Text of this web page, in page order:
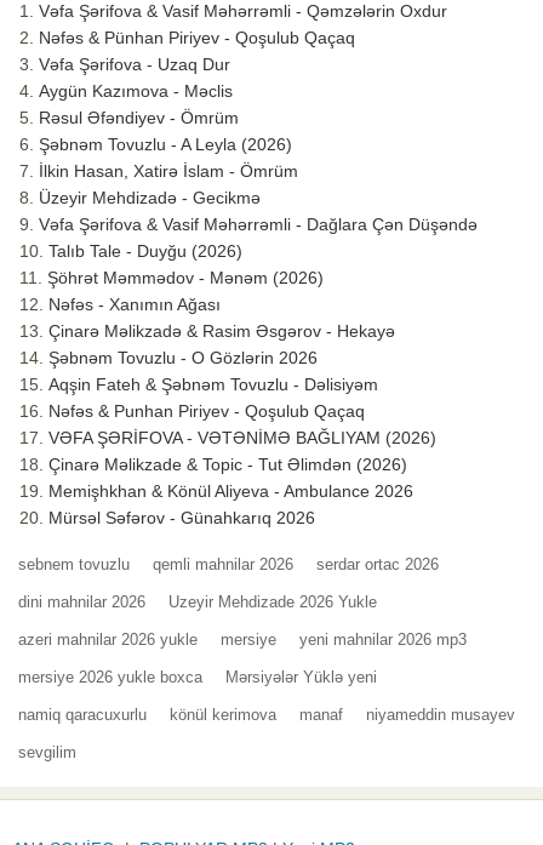
Vəfa Şərifova & Vasif Məhərrəmli - Qəmzələrin Oxdur
Nəfəs & Pünhan Piriyev - Qoşulub Qaçaq
Vəfa Şərifova - Uzaq Dur
Aygün Kazımova - Məclis
Rəsul Əfəndiyev - Ömrüm
Şəbnəm Tovuzlu - A Leyla (2026)
İlkin Hasan, Xatirə İslam - Ömrüm
Üzeyir Mehdizadə - Gecikmə
Vəfa Şərifova & Vasif Məhərrəmli - Dağlara Çən Düşəndə
Talıb Tale - Duyğu (2026)
Şöhrət Məmmədov - Mənəm (2026)
Nəfəs - Xanımın Ağası
Çinarə Məlikzadə & Rasim Əsgərov - Hekayə
Şəbnəm Tovuzlu - O Gözlərin 2026
Aqşin Fateh & Şəbnəm Tovuzlu - Dəlisiyəm
Nəfəs & Punhan Piriyev - Qoşulub Qaçaq
VƏFA ŞƏRİFOVA - VƏTƏNİMƏ BAĞLIYAM (2026)
Çinarə Məlikzade & Topic - Tut Əlimdən (2026)
Memişhkhan & Könül Aliyeva - Ambulance 2026
Mürsəl Səfərov - Günahkarıq 2026
sebnem tovuzlu qemli mahnilar 2026 serdar ortac 2026
dini mahnilar 2026 Uzeyir Mehdizade 2026 Yukle
azeri mahnilar 2026 yukle mersiye yeni mahnilar 2026 mp3
mersiye 2026 yukle boxca Mərsiyələr Yüklə yeni
namiq qaracuxurlu könül kerimova manaf niyameddin musayev
sevgilim